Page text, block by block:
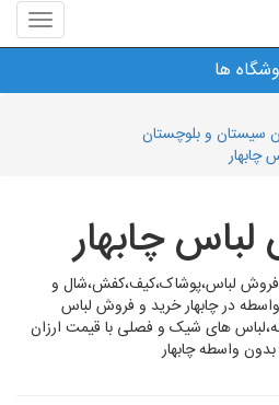
منوی
سایت
آرا
ها
سیستان و بلوچستان
چابهار
چابهار
فروش لباس،پوشاک،کیف،کفش،شال و
در چابهار خرید و فروش لباس
های شیک و فصلی با قیمت ارزان
واسطه چابهار